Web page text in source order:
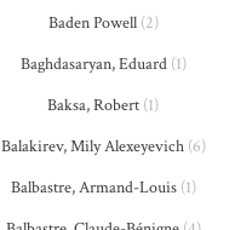
Baden Powell(2)
Baghdasaryan, Eduard(1)
Baksa, Robert (1)
Balakirev, Mily Alexeyevich(6)
Balbastre, Armand-Louis(1)